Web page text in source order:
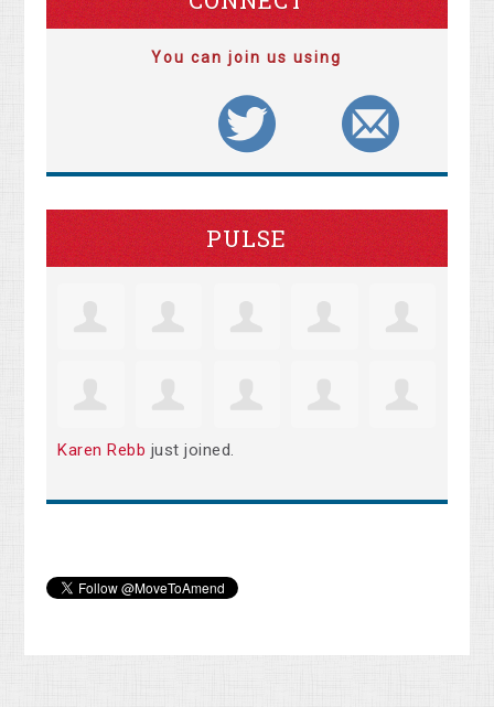
You can join us using
PULSE
Karen Rebb just joined.